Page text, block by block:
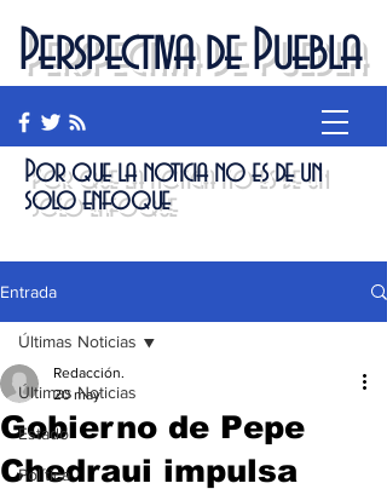
Perspectiva de Puebla
Por que la noticia no es de un
solo enfoque
Entrada
Últimas Noticias
Estado
Política
Últimas Noticias
Gobierno de Pepe
Chedraui impulsa
Redacción.
20 may